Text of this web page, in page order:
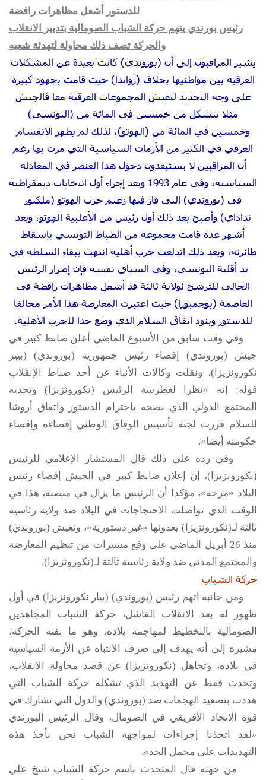
للدستور أشعل مظاهرات رافضة
رئيس بورندي يتهم حركة الشباب الصومالية بتدبير الانقلاب
والحركة تصف ذلك محاولة لتهدئة شعبه
يشير المراقبون إلى أن (بوروندي) كانت بعيدة عن المشكلات
العرقية بين مواطنيها بخلاف (رواندا) حيث قامت بجهود كبيرة
على وجه التحديد لتعيش المجموعات العرقية معا فالجيش
مثلا يتشكل من خمسين في المائة من (التوتسي)
وخمسين في المائة من (الهوتو)، لذلك لم يظهر الانقسام
العرقي في الكثير من الأزمات السياسية التي مرت بها رغم
أن المراقبين لا يستبعدون دخول هذا العنصر في المعادلة
السياسية، وفي عام 1993 وبعد إجراء أول انتخابات ديمقراطية
في (بوروندي) التي فاز فيها زعيم حزب الهوتو (ملكيور
نداداي) وأصبح بعد ذلك أول رئيس من الأغلبية الهوتو، وبعد
أشهر عدة قامت مجموعة من الضباط التوتسي بإسقاط
طائرته، وبعد ذلك اندلعت حرب أهلية انتهت ببقاء السلطة في
يد أقلية التوتسي، وفي السياق نفسه فإن إصرار الرئيس
الحالي للترشح لولاية ثالثة قد أشعل مظاهرات رافضة في
العاصمة (بوجمبورا) حيث اعتبرت المعارضة هذا الأمر مخالفا
للدستور وبنود اتفاق السلام الذي وضع حدا للحرب الأهلية.
وفي وقت سابق من الأسبوع الماضي أعلن ضابط كبير في
جيش (بوروندي) إقصاء رئيس جمهورية (بوروندي) (بيير
نكورونزيزا)، ونقلت وكالات الأنباء عن أحد ضباط الإنقلاب
قوله: إنه «نظرا لغطرسة الرئيس (نكورونزيزا) وتحديه
المجتمع الدولي الذي نصحه باحترام الدستور واتفاق أروشا
للسلام قررت لجنة تأسيس الوفاق الوطني إقصاءه وإقصاء
حكومته أيضا».
وفي رده على ذلك قال المستشار الإعلامي للرئيس
(نكورونزيزا)، إن إعلان ضابط كبير في الجيش إقصاء رئيس
البلاد «مزحة»، مؤكدا أن الرئيس ما يزال في منصبه، هذا في
الوقت الذي تواصلت الاحتجاجات في البلاد ضد ولاية رئاسية
ثالثة لـ(نكورونزيزا) يعدونها «غير دستورية»، وتعيش (بوروندي)
منذ 26 أبريل الماضي على وقع مسيرات من تنظيم المعارضة
والمجتمع المدني ضد ولاية رئاسية ثالثة لـ(نكورونزيزا).
حركة الشباب
ومن جانبه اتهم رئيس (بوروندي) (بيار نكورونزيزا) في أول
ظهور له بعد الانقلاب الفاشل، حركة الشباب المجاهدين
الصومالية بالتخطيط لمهاجمة بلاده، وهو ما نفته الحركة،
مشيرة إلى أنه يهدف إلى صرف الانتباه عن الأزمة السياسية
في بلاده، وتجاهل (نكورونزيزا) عن قصد محاولة الانقلاب،
وتحدث فقط عن التهديد الذي تشكله حركة الشباب التي
هددت بتصعيد الهجمات ضد (بوروندي) والدول التي تشارك في
قوة الاتحاد الأفريقي في الصومال، وقال الرئيس البورندي
«لقد اتخذنا إجراءات لمواجهة الشباب نحن نأخذ هذه
التهديدات على محمل الجد».
من جهته قال المتحدث باسم حركة الشباب شيخ علي